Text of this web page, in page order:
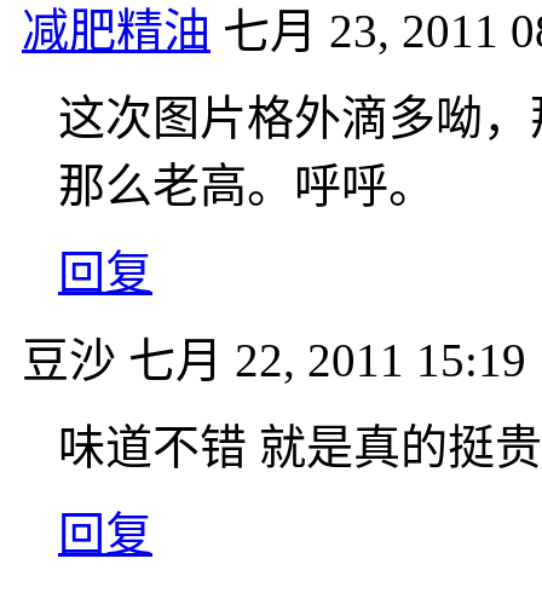
减肥精油 七月 23, 2011
这次图片格外滴多呦
那么老高。呼呼。
回复
豆沙 七月 22, 2011 15:19
味道不错 就是真的挺
回复